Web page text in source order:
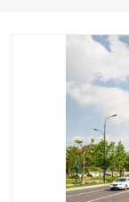
黄蜡石
人物雕塑
石雕狮子